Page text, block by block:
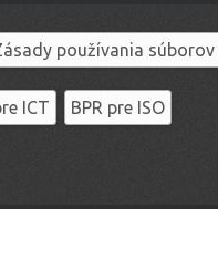
používania
ICT BPR pre ISO